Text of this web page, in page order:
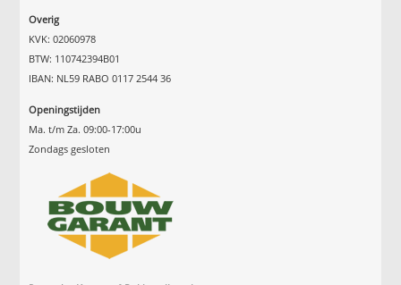
Overig
KVK: 02060978
BTW: 110742394B01
IBAN: NL59 RABO 0117 2544 36
Openingstijden
Ma. t/m Za. 09:00-17:00u
Zondags gesloten